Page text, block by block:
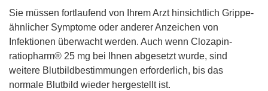
Sie müssen fortlaufend von Ihrem Arzt hinsichtlich Grippe-
ähnlicher Symptome oder anderer Anzeichen von
Infektionen überwacht werden. Auch wenn Clozapin-
ratiopharm® 25 mg bei Ihnen abgesetzt wurde, sind
weitere Blutbildbestimmungen erforderlich, bis das
normale Blutbild wieder hergestellt ist.